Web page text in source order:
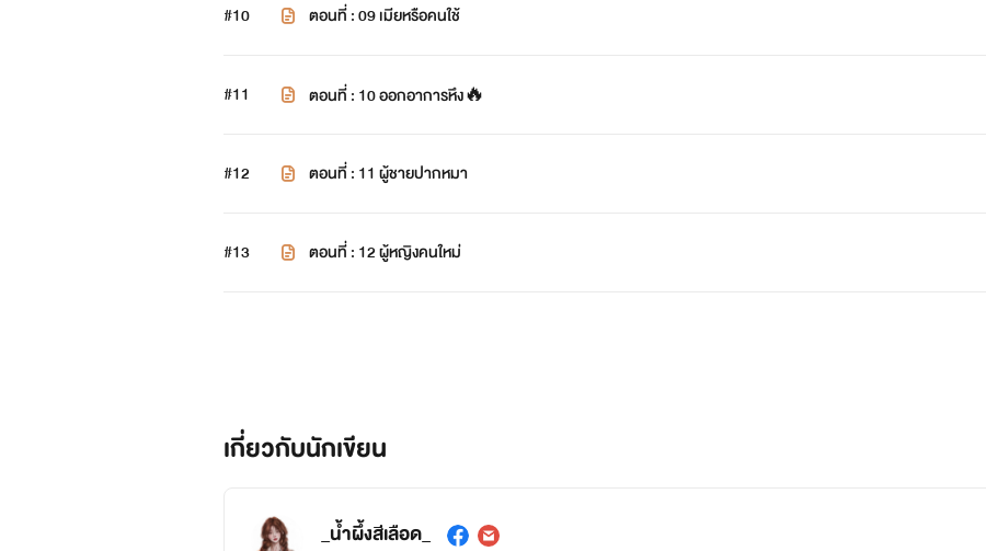
#10 ตอนที่ : 09 เมียหรือคนใช้
#11 ตอนที่ : 10 ออกอาการหึง🔥
#12 ตอนที่ : 11 ผู้ชายปากหมา
#13 ตอนที่ : 12 ผู้หญิงคนใหม่
เกี่ยวกับนักเขียน
_น้ำผึ้งสีเลือด_